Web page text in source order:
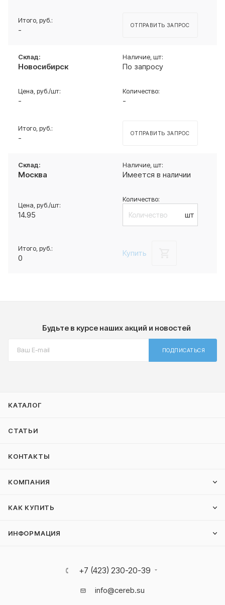
- ОТПРАВИТЬ ЗАПРОС
Новосибирск По запросу
- -
- ОТПРАВИТЬ ЗАПРОС
Москва Имеется в наличии
14.95 шт
0 Купить
Будьте в курсе наших акций и новостей
ПОДПИСАТЬСЯ
КАТАЛОГ
СТАТЬИ
КОНТАКТЫ
КОМПАНИЯ
КАК КУПИТЬ
ИНФОРМАЦИЯ
+7 (423) 230-20-39
info@cereb.su